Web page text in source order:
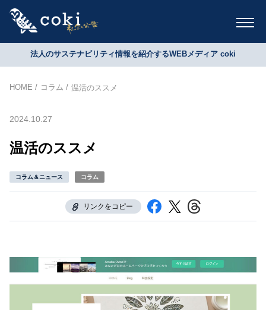
法人のサステナビリティ情報を紹介するWEBメディア coki
HOME コラム 温活のススメ
2024.10.27
温活のススメ
コラム＆ニュース コラム
リンクをコピー